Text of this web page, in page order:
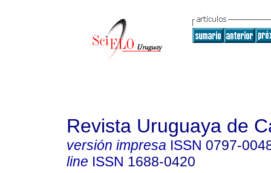
Revista Uruguaya de
versión impresa ISSN 0797-
line ISSN 1688-0420